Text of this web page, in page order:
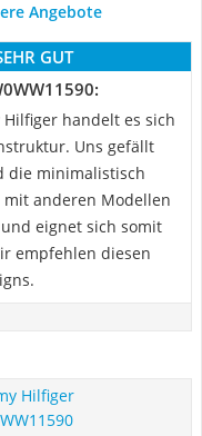
Angebote
GUT
handelt es sich
Uns gefällt
die minimalistisch
anderen Modellen
eignet sich somit
empfehlen diesen
Hilfiger